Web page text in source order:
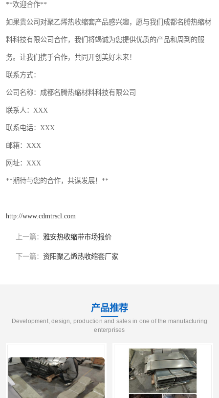
**欢迎合作**
如果贵公司对聚乙烯热收缩套产品感兴趣，愿与我们成都名腾热缩材
料科技有限公司合作，我们将竭诚为您提供优质的产品和周到的服
务。让我们携手合作，共同开创美好未来！
联系方式：
公司名称：成都名腾热缩材料科技有限公司
联系人：XXX
联系电话：XXX
邮箱：XXX
网址：XXX
**期待与您的合作，共谋发展！**
http://www.cdmtrscl.com
上一篇： 雅安热收缩带市场报价
下一篇： 资阳聚乙烯热收缩套厂家
产品推荐
Development, design, production and sales in one of the manufacturing
enterprises